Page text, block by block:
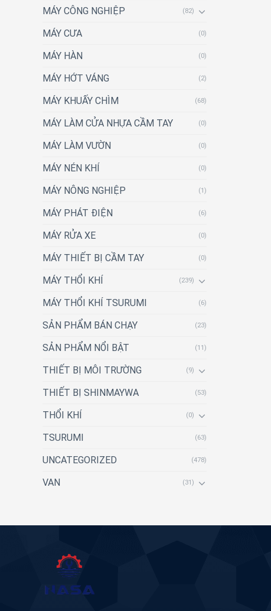
MÁY CÔNG NGHIỆP (82)
MÁY CƯA (0)
MÁY HÀN (0)
MÁY HỚT VÁNG (2)
MÁY KHUẤY CHÌM (68)
MÁY LÀM CỬA NHỰA CẦM TAY (0)
MÁY LÀM VƯỜN (0)
MÁY NÉN KHÍ (0)
MÁY NÔNG NGHIỆP (1)
MÁY PHÁT ĐIỆN (6)
MÁY RỬA XE (0)
MÁY THIẾT BỊ CẦM TAY (0)
MÁY THỔI KHÍ (239)
MÁY THỔI KHÍ TSURUMI (6)
SẢN PHẨM BÁN CHẠY (23)
SẢN PHẨM NỔI BẬT (11)
THIẾT BỊ MÔI TRƯỜNG (9)
THIẾT BỊ SHINMAYWA (53)
THỔI KHÍ (0)
TSURUMI (63)
UNCATEGORIZED (478)
VAN (31)